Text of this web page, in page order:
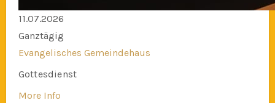
11.07.2026
Ganztägig
Evangelisches Gemeindehaus
Gottesdienst
More Info